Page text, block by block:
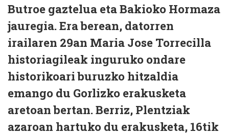
Butroe gaztelua eta Bakioko Hormaza
jauregia. Era berean, datorren
irailaren 29an Maria Jose Torrecilla
historiagileak inguruko ondare
historikoari buruzko hitzaldia
emango du Gorlizko erakusketa
aretoan bertan. Berriz, Plentziak
azaroan hartuko du erakusketa, 16tik